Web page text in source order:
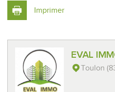
Bar
Collège
Imprimer
EVAL
Toulon